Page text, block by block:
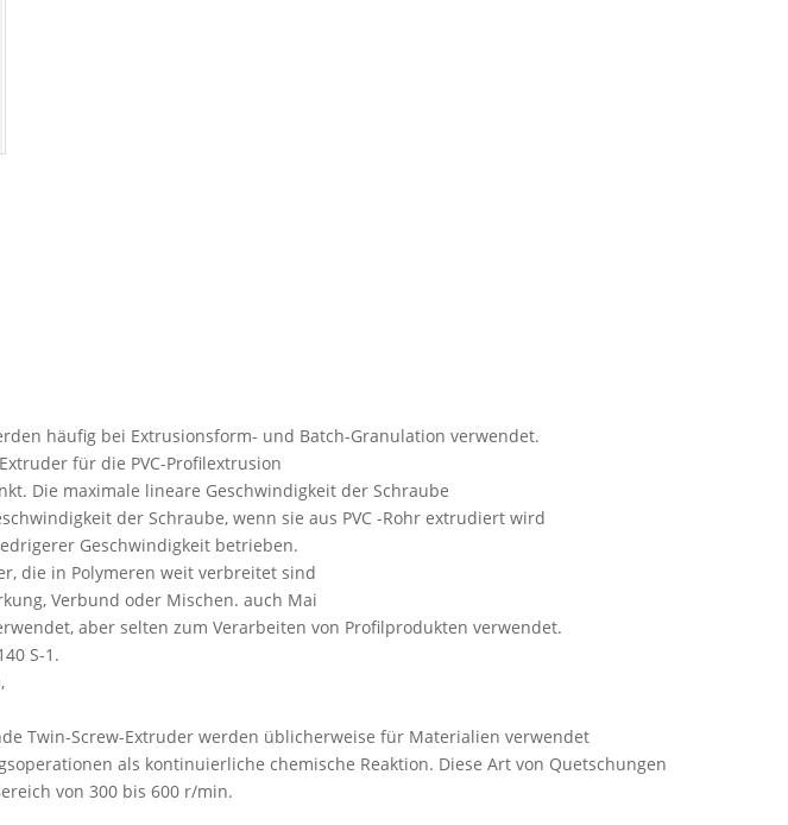
häufig bei Extrusionsform- und Batch-Granulation verwendet.
für die PVC-Profilextrusion
Die maximale lineare Geschwindigkeit der Schraube
der Schraube, wenn sie aus PVC -Rohr extrudiert wird
Geschwindigkeit betrieben.
die in Polymeren weit verbreitet sind
Verbund oder Mischen. auch Mai
aber selten zum Verarbeiten von Profilprodukten verwendet.
S-1.
Twin-Screw-Extruder werden üblicherweise für Materialien verwendet
als kontinuierliche chemische Reaktion. Diese Art von Quetschungen
von 300 bis 600 r/min.